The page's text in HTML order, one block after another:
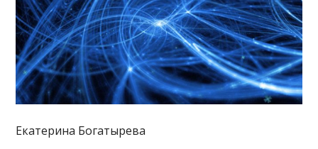
Екатерина Богатырева